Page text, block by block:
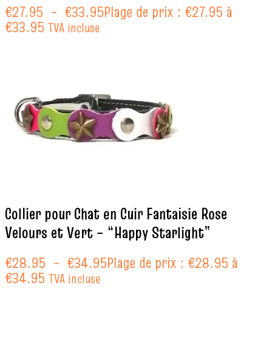
€27.95 – €33.95Plage de prix : €27.95 à
€33.95 TVA incluse
Collier pour Chat en Cuir Fantaisie Rose
Velours et Vert – “Happy Starlight”
€28.95 – €34.95Plage de prix : €28.95 à
€34.95 TVA incluse